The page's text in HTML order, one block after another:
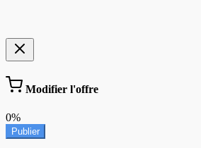
Modifier l'offre
0%
Publier